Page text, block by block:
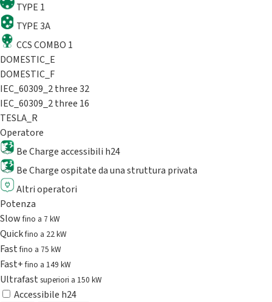
TYPE 1
TYPE 3A
CCS COMBO 1
DOMESTIC_E
DOMESTIC_F
IEC_60309_2 three 32
IEC_60309_2 three 16
TESLA_R
Operatore
Be Charge accessibili h24
Be Charge ospitate da una struttura privata
Altri operatori
Potenza
Slowfino a 7 kW
Quickfino a 22 kW
Fastfino a 75 kW
Fast+fino a 149 kW
Ultrafast superiori a 150 kW
Accessibile h24